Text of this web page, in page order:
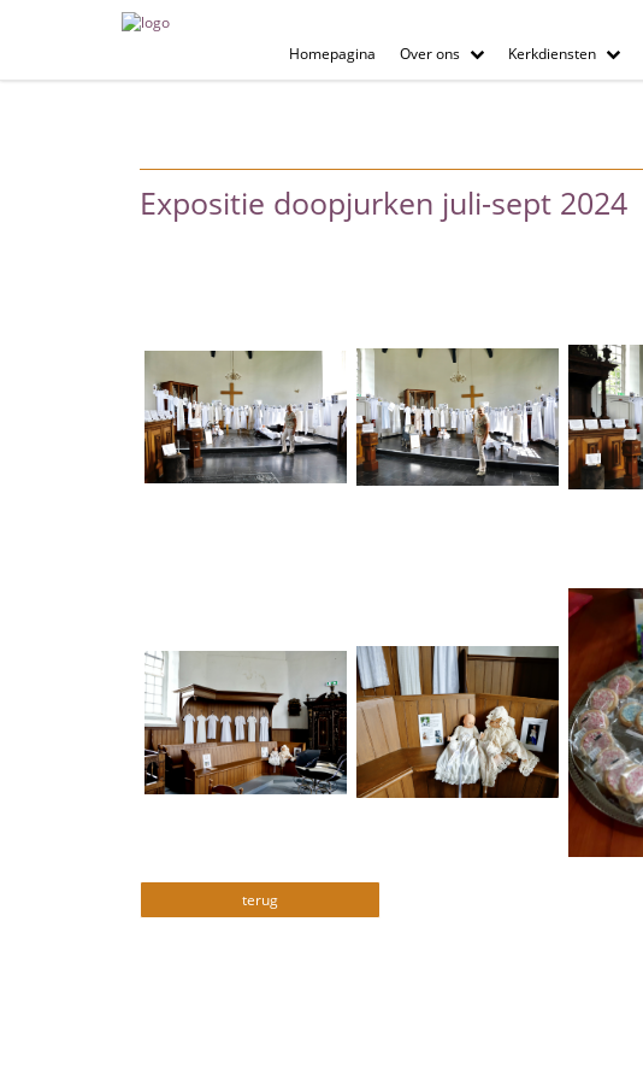
Homepagina Over ons Kerkdiensten
Expositie doopjurken juli-sept 2024
terug